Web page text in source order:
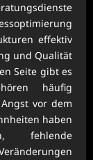
effektiv
und Qualität
Seite gibt es
häufig
vor dem
haben
fehlende